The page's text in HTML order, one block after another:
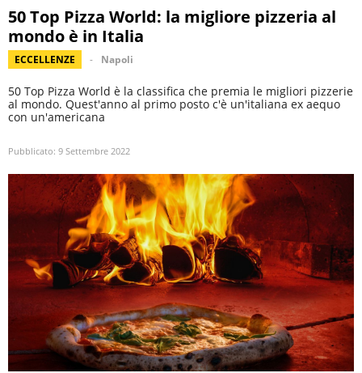
50 Top Pizza World: la migliore pizzeria al
mondo è in Italia
ECCELLENZE Napoli
50 Top Pizza World è la classifica che premia le migliori pizzerie
al mondo. Quest'anno al primo posto c'è un'italiana ex aequo
con un'americana
Pubblicato: 9 Settembre 2022